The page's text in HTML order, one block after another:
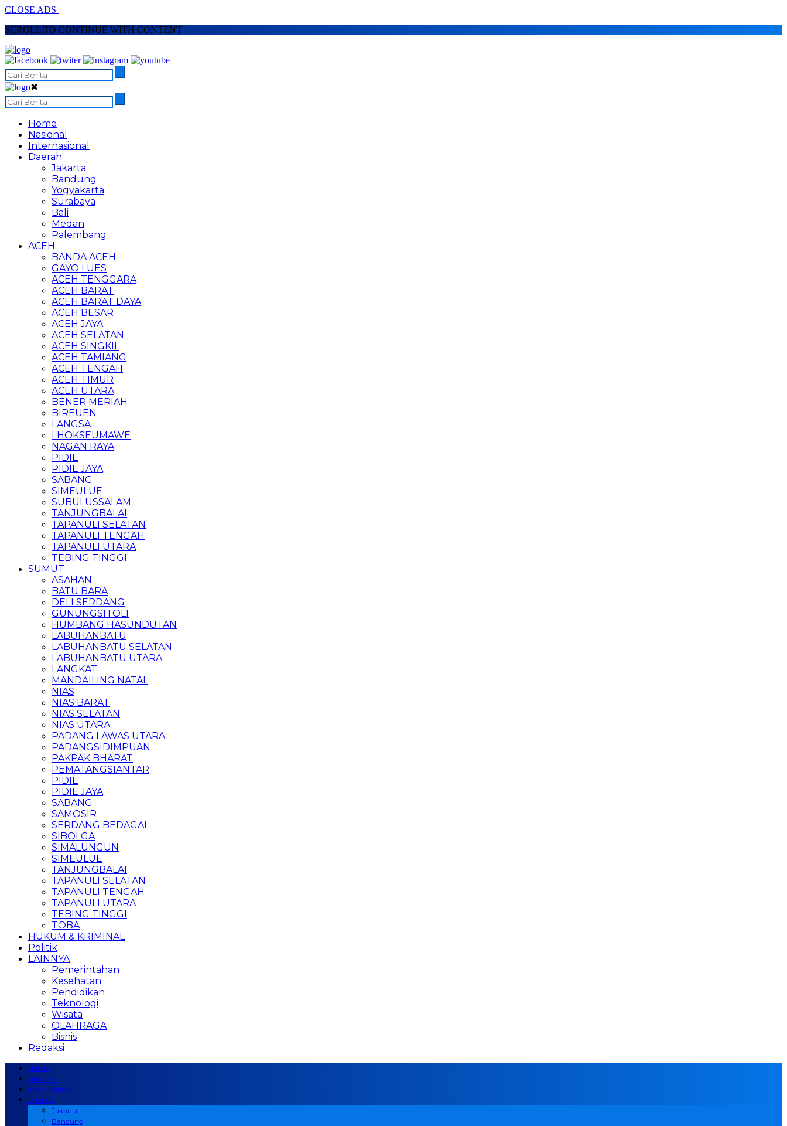
CLOSE ADS
SCROLL TO CONTINUE WITH CONTENT
✖
Home
Nasional
Internasional
Daerah
Jakarta
Bandung
Yogyakarta
Surabaya
Bali
Medan
Palembang
ACEH
BANDA ACEH
GAYO LUES
ACEH TENGGARA
ACEH BARAT
ACEH BARAT DAYA
ACEH BESAR
ACEH JAYA
ACEH SELATAN
ACEH SINGKIL
ACEH TAMIANG
ACEH TENGAH
ACEH TIMUR
ACEH UTARA
BENER MERIAH
BIREUEN
LANGSA
LHOKSEUMAWE
NAGAN RAYA
PIDIE
PIDIE JAYA
SABANG
SIMEULUE
SUBULUSSALAM
TANJUNGBALAI
TAPANULI SELATAN
TAPANULI TENGAH
TAPANULI UTARA
TEBING TINGGI
SUMUT
ASAHAN
BATU BARA
DELI SERDANG
GUNUNGSITOLI
HUMBANG HASUNDUTAN
LABUHANBATU
LABUHANBATU SELATAN
LABUHANBATU UTARA
LANGKAT
MANDAILING NATAL
NIAS
NIAS BARAT
NIAS SELATAN
NIAS UTARA
PADANG LAWAS UTARA
PADANGSIDIMPUAN
PAKPAK BHARAT
PEMATANGSIANTAR
PIDIE
PIDIE JAYA
SABANG
SAMOSIR
SERDANG BEDAGAI
SIBOLGA
SIMALUNGUN
SIMEULUE
TANJUNGBALAI
TAPANULI SELATAN
TAPANULI TENGAH
TAPANULI UTARA
TEBING TINGGI
TOBA
HUKUM & KRIMINAL
Politik
LAINNYA
Pemerintahan
Kesehatan
Pendidikan
Teknologi
Wisata
OLAHRAGA
Bisnis
Redaksi
Home
Nasional
Internasional
Daerah
Jakarta
Bandung